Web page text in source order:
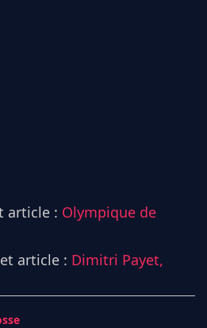
article : Olympique de
article : Dimitri Payet,